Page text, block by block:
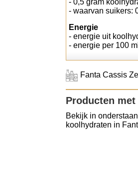
- 0,5 gram
- waarvan suikers:
Energie
- energie uit
- energie per 100
Fanta Cassis
Producten
Bekijk in
koolhydraten in